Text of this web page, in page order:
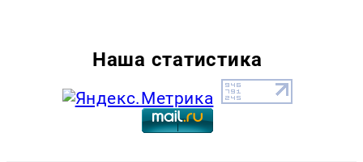
Наша статистика